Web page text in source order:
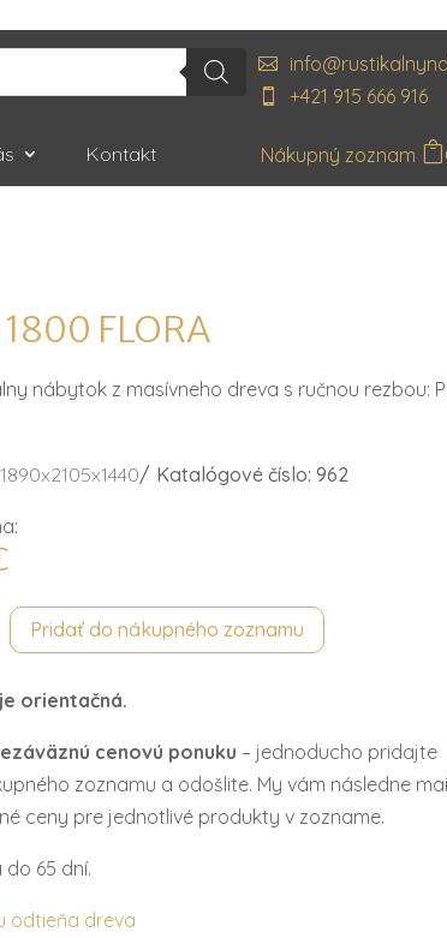
+421 915 666 916
Kontakt
1800 FLORA
nábytok z masívneho dreva s ručnou rezbou:
1890x2105x1440/ Katalógové číslo: 962
Pridať do nákupného zoznamu
orientačná.
cenovú ponuku – jednoducho pridajte
zoznamu a odošlite. My vám následne
ceny pre jednotlivé produkty v zozname.
65 dní.
odtieňa dreva